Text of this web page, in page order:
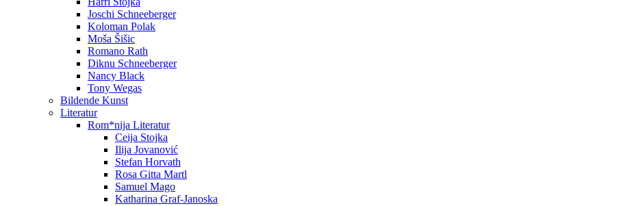
Joschi Schneeberger
Koloman Polak
Moša Šišic
Romano Rath
Diknu Schneeberger
Nancy Black
Tony Wegas
Bildende Kunst
Literatur
Rom*nija Literatur
Ceija Stojka
Ilija Jovanović
Stefan Horvath
Rosa Gitta Martl
Samuel Mago
Katharina Graf-Janoska